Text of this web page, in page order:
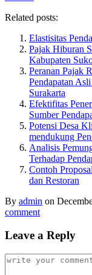
Related posts:
Elastisitas
Pajak Hiburan
Kabupaten
Peranan Pajak
Pendapatan
Surakarta
Efektifitas
Sumber
Potensi Desa
mendukung
Analisis
Terhadap
Contoh
dan Restoran
By admin on
comment
Leave a Reply